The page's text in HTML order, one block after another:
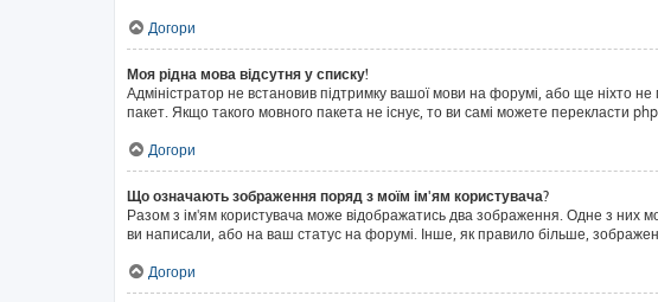
Догори
Моя рідна мова відсутня у списку!
Адміністратор не встановив підтримку вашої мови на форумі, або ще ніхто
пакет. Якщо такого мовного пакета не існує, то ви самі можете перекласти
Догори
Що означають зображення поряд з моїм ім'ям користувача?
Разом з ім'ям користувача може відображатись два зображення. Одне з них
ви написали, або на ваш статус на форумі. Інше, як правило більше,
Догори